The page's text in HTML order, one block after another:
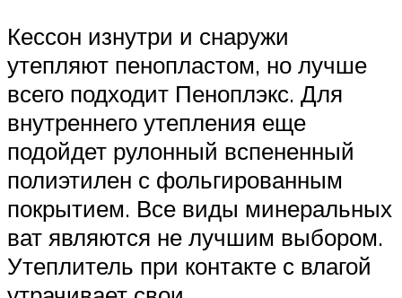
Кессон изнутри и снаружи
утепляют пенопластом, но лучше
всего подходит Пеноплэкс. Для
внутреннего утепления еще
подойдет рулонный вспененный
полиэтилен с фольгированным
покрытием. Все виды минеральных
ват являются не лучшим выбором.
Утеплитель при контакте с влагой